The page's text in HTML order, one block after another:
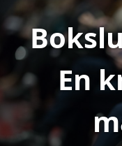
En